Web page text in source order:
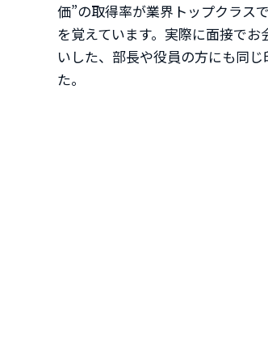
価”の取得率が業界トップクラス
を覚えています。実際に面接で
いした、部長や役員の方にも同
た。